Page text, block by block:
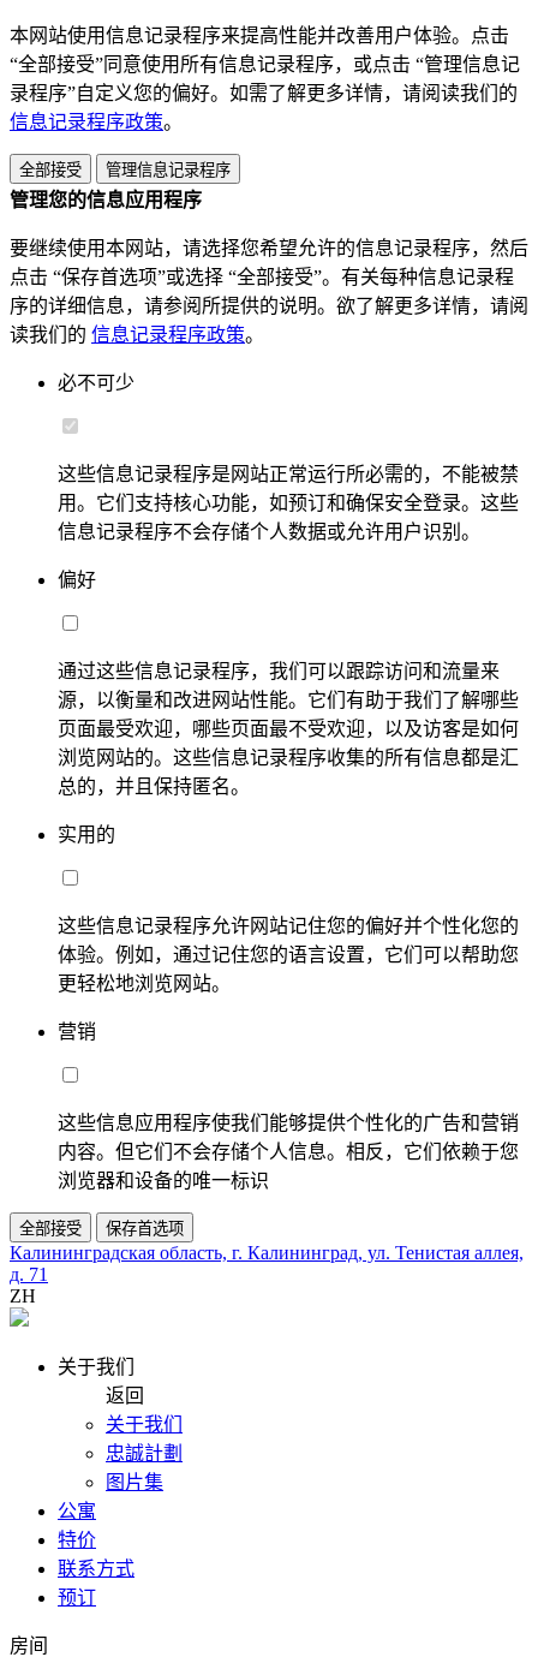
本网站使用信息记录程序来提高性能并改善用户体验。点击
“全部接受”同意使用所有信息记录程序，或点击 “管理信息记
录程序”自定义您的偏好。如需了解更多详情，请阅读我们的
信息记录程序政策。
全部接受 管理信息记录程序
管理您的信息应用程序
要继续使用本网站，请选择您希望允许的信息记录程序，然后
点击 “保存首选项”或选择 “全部接受”。有关每种信息记录程
序的详细信息，请参阅所提供的说明。欲了解更多详情，请阅
读我们的 信息记录程序政策。
必不可少
这些信息记录程序是网站正常运行所必需的，不能被禁
用。它们支持核心功能，如预订和确保安全登录。这些
信息记录程序不会存储个人数据或允许用户识别。
偏好
通过这些信息记录程序，我们可以跟踪访问和流量来
源，以衡量和改进网站性能。它们有助于我们了解哪些
页面最受欢迎，哪些页面最不受欢迎，以及访客是如何
浏览网站的。这些信息记录程序收集的所有信息都是汇
总的，并且保持匿名。
实用的
这些信息记录程序允许网站记住您的偏好并个性化您的
体验。例如，通过记住您的语言设置，它们可以帮助您
更轻松地浏览网站。
营销
这些信息应用程序使我们能够提供个性化的广告和营销
内容。但它们不会存储个人信息。相反，它们依赖于您
浏览器和设备的唯一标识
全部接受 保存首选项
Калининградская область, г. Калининград, ул. Тенистая аллея,
д. 71
ZH
关于我们
返回
关于我们
忠誠計劃
图片集
公寓
特价
联系方式
预订
房间